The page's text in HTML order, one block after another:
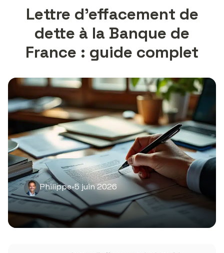
Lettre d’effacement de
dette à la Banque de
France : guide complet
Philippe•5 juin 2026